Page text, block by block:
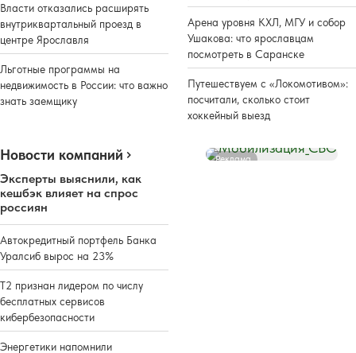
Власти отказались расширять
внутриквартальный проезд в
центре Ярославля
Льготные программы на
недвижимость в России: что важно
знать заемщику
Арена уровня КХЛ, МГУ и собор
Ушакова: что ярославцам
посмотреть в Саранске
Путешествуем с «Локомотивом»:
посчитали, сколько стоит
хоккейный выезд
Новости компаний
Эксперты выяснили, как
кешбэк влияет на спрос
россиян
Автокредитный портфель Банка
Уралсиб вырос на 23%
Т2 признан лидером по числу
бесплатных сервисов
кибербезопасности
Энергетики напомнили
Реклама